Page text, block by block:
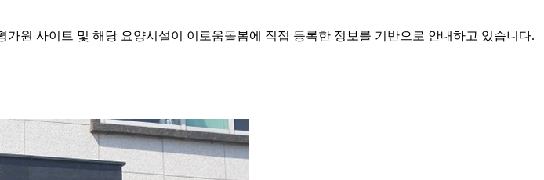
원 사이트 및 해당 요양시설이 이로움돌봄에 직접 등록한 정보를 기반으로 안내하고 있습니다.